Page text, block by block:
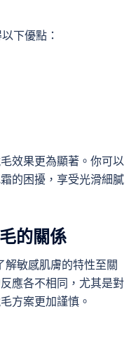
下優點：
效果更為顯著。你可以
的困擾，享受光滑細膩
的關係
敏感肌膚的特性至關
應各不相同，尤其是對
方案更加謹慎。